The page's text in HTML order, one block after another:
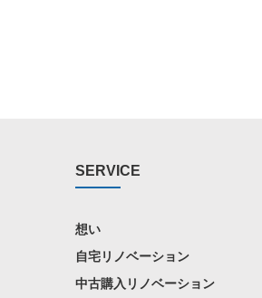
SERVICE
想い
自宅リノベーション
中古購入リノベーション